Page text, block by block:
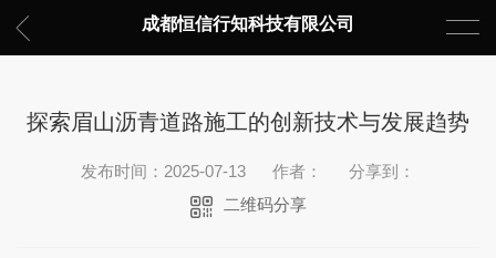
成都恒信行知科技有限公司
探索眉山沥青道路施工的创新技术与发展趋势
发布时间：2025-07-13 作者：
分享到：
二维码分享